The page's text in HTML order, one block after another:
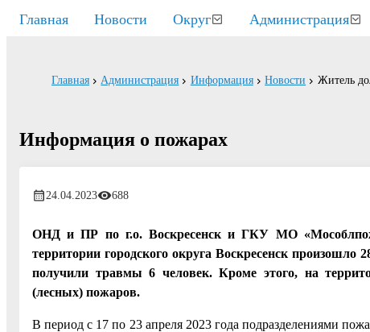
Главная Новости Округ Администрация
Главная Администрация Информация Новости Житель
Информация о пожарах
24.04.2023 688
ОНД и ПР по г.о. Воскресенск и ГКУ МО
территории городского округа Воскресенск
получили травмы 6 человек. Кроме этого, на
(лесных) пожаров.
В период с 17 по 23 апреля 2023 года подразделениями